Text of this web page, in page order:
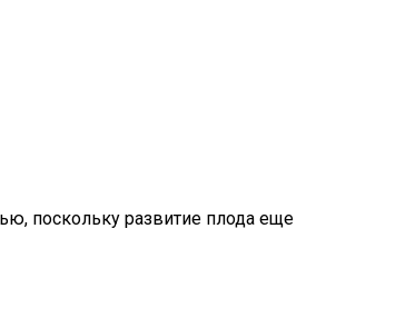
поскольку развитие плода еще